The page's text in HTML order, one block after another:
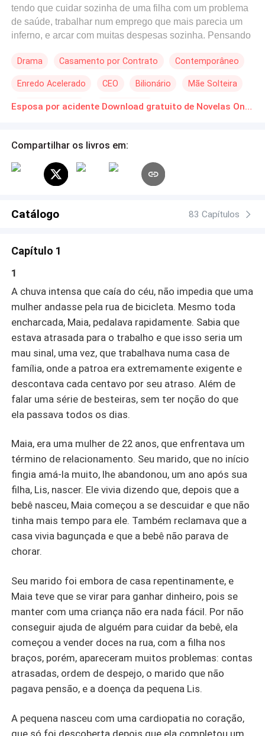
tendo que cuidar sozinha de uma filha com um problema
de saúde, trabalhar num emprego que mais parecia um
inferno, e arcar com muitas despesas sozinha. Pensando
um acidente e batendo sua bicicleta num carro de luxo,
egocêntrico, capaz de fazer qualquer coisa, só para ter
tudo o que desejava...
Drama Casamento por Contrato Contemporâneo
Enredo Acelerado CEO Bilionário Mãe Solteira
Segunda Chance Tapa na Cara Esposa por acidente Download gratuito de Novelas Online em PDF
Compartilhar os livros em:
Catálogo 83 Capítulos
Capítulo 1
1
A chuva intensa que caía do céu, não impedia que uma
mulher andasse pela rua de bicicleta. Mesmo toda
encharcada, Maia, pedalava rapidamente. Sabia que
estava atrasada para o trabalho e que isso seria um
mau sinal, uma vez, que trabalhava numa casa de
família, onde a patroa era extremamente exigente e
descontava cada centavo por seu atraso. Além de
falar uma série de besteiras, sem ter noção do que
ela passava todos os dias.
Maia, era uma mulher de 22 anos, que enfrentava um
término de relacionamento. Seu marido, que no início
fingia amá-la muito, lhe abandonou, um ano após sua
filha, Lis, nascer. Ele vivia dizendo que, depois que a
bebê nasceu, Maia começou a se descuidar e que não
tinha mais tempo para ele. Também reclamava que a
casa vivia bagunçada e que a bebê não parava de
chorar.
Seu marido foi embora de casa repentinamente, e
Maia teve que se virar para ganhar dinheiro, pois se
manter com uma criança não era nada fácil. Por não
conseguir ajuda de alguém para cuidar da bebê, ela
começou a vender doces na rua, com a filha nos
braços, porém, apareceram muitos problemas: contas
atrasadas, ordem de despejo, o marido que não
pagava pensão, e a doença da pequena Lis.
A pequena nasceu com uma cardiopatia no coração,